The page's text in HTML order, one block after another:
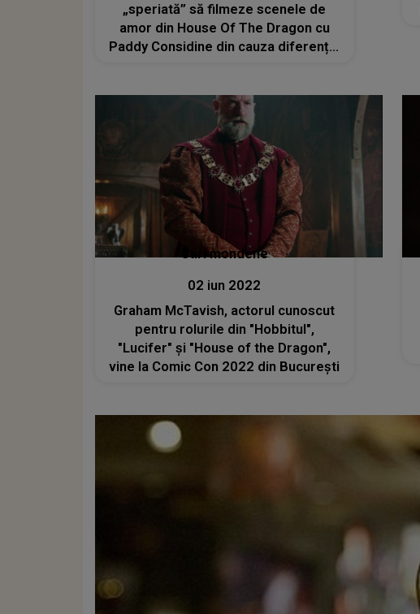
„speriată” să filmeze scenele de
amor din House Of The Dragon cu
Paddy Considine din cauza diferenței
Stiri mondene
02 iun 2022
Graham McTavish, actorul cunoscut
pentru rolurile din "Hobbitul",
"Lucifer" și "House of the Dragon",
vine la Comic Con 2022 din București